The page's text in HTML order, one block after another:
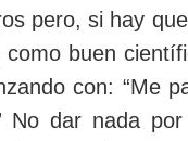
pero, si hay
buen
con: “Me
No dar nada